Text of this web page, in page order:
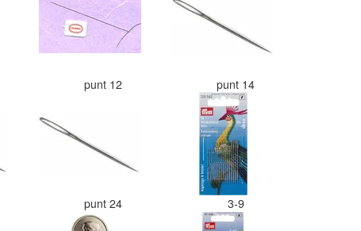
punt 12 punt 14
punt 24 3-9